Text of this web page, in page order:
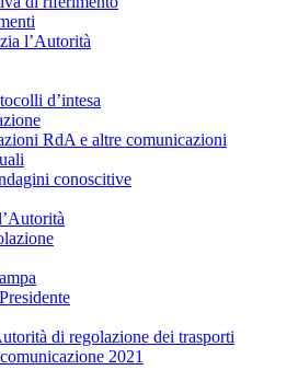
l’Autorità
d’intesa
RdA e altre comunicazioni
conoscitive
di regolazione dei trasporti
2021